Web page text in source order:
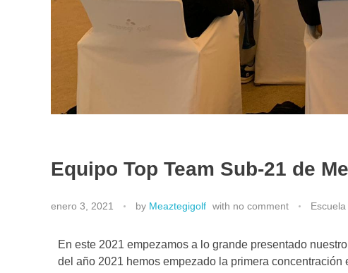
Equipo Top Team Sub-21 de
enero 3, 2021 by Meaztegigolf with no comment
En este 2021 empezamos a lo grande presentado
del año 2021 hemos empezado la primera